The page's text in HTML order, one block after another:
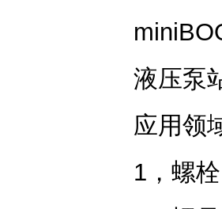
液压泵
应用领
1，螺